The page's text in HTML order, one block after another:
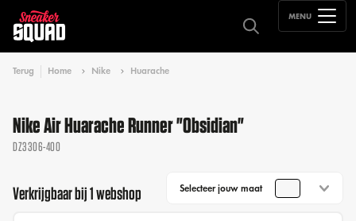
MENU
Terug Home Nike Huarache
Nike Air Huarache Runner "Obsidian"
DZ3306-400
Verkrijgbaar bij 1 webshop Selecteer jouw maat